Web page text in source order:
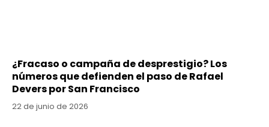
¿Fracaso o campaña de desprestigio? Los
números que defienden el paso de Rafael
Devers por San Francisco
22 de junio de 2026